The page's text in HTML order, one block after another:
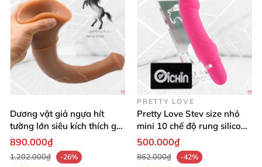
Dương vật giả ngựa hít
tường lớn siêu kích thích gai
nổi
890.000₫
1.202.000₫
-26%
PRETTY LOVE
Pretty Love Stev size nhỏ
mini 10 chế độ rung silicone
mềm
500.000₫
862.000₫
-42%